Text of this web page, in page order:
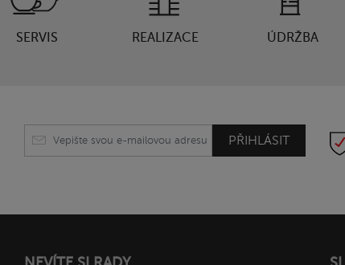
SERVIS REALIZACE ÚDRŽBA
PŘIHLÁSIT